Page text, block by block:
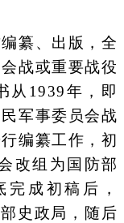
纂、出版，全
战或重要战役
从1939年，即
军事委员会战
编纂工作，初
改组为国防部
成初稿后，
史政局，随后